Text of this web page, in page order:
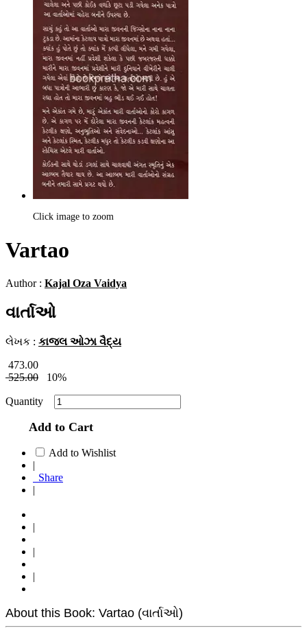
Click image to zoom
Vartao
Author : Kajal Oza Vaidya
વાર્તાઓ
લેખક : કાજલ ઓઝા વૈદ્ય
473.00
525.00
10%
Quantity
Add to Cart
Add to Wishlist
|
Share
|
|
|
|
About this Book: Vartao (વાર્તાઓ)